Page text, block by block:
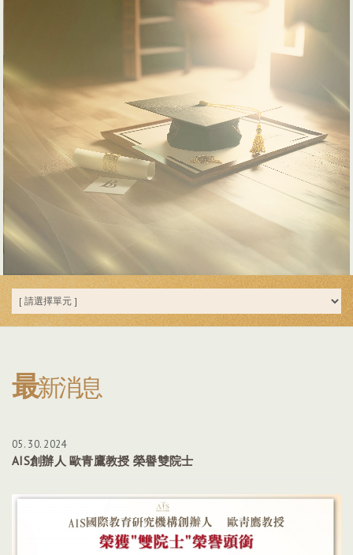
最新消息
05. 30. 2024
AIS創辦人 歐青鷹教授 榮譽雙院士